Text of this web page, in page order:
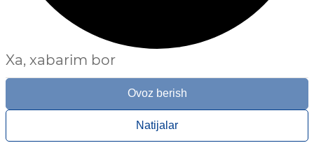
Xa, xabarim bor
Ovoz berish
Natijalar